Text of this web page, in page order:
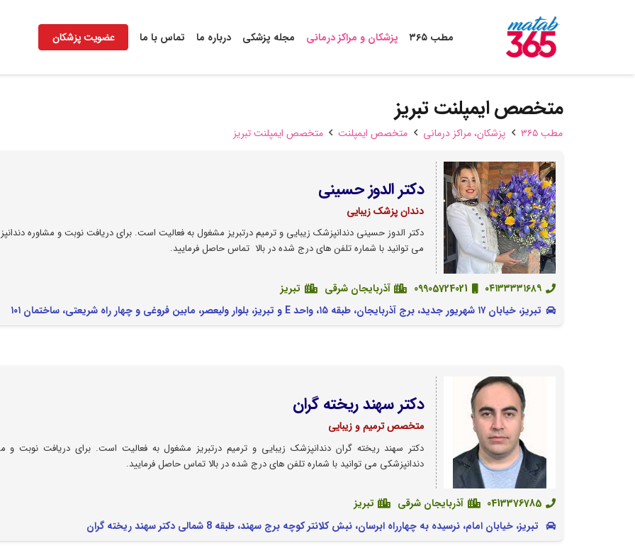
مطب ۳۶۵ پزشکان و مراکز درمانی مجله پزشکی درباره ما تماس با ما عضویت پزشکان
متخصص ایمپلنت تبریز
مطب ۳۶۵ پزشکان،‌ مراکز درمانی متخصص ایمپلنت متخصص ایمپلنت تبریز
دکتر الدوز حسینی
دندان پزشک زیبایی
دکتر الدوز حسینی دندانپزشک زیبایی و ترمیم درتبریز مشغول به فعالیت است. برای دریافت نوبت و مشاوره
می توانید با شماره تلفن های درج شده در بالا تماس حاصل فرمایید.
۰۴۱۳۳۳۳۱۶۸۹ 09905724021 آذربایجان شرقی
تبریز
تبریز، خیابان ۱۷ شهریور جدید، برج آذربایجان، طبقه ۱۵، واحد E و ﺗﺒﺮﻳﺰ، ﺑﻠﻮار وﻟﻴﻌﺼﺮ، ﻣﺎﺑﻴﻦ ﻓﺮوﻏﯽ و ﭼﻬﺎر راه ﺷﺮﻳﻌﺘﯽ، ﺳﺎﺧﺘﻤﺎن ۱۰۱
دکتر سهند ریخته گران
متخصص ترمیم و زیبایی
دکتر سهند ریخته گران دندانپزشک زیبایی و ترمیم درتبریز مشغول به فعالیت است. برای دریافت نوبت و
دندانپزشکی می توانید با شماره تلفن های درج شده در بالا تماس حاصل فرمایید.
0413376785 آذربایجان شرقی
تبریز
تبریز، خیابان امام، نرسیده به چهارراه ابرسان، نبش کلانتر کوچه برج سهند، طبقه 8 شمالی دکتر سهند ریخته گران